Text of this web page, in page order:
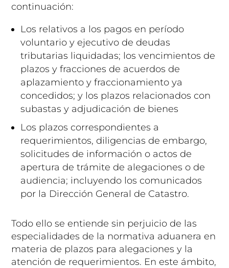
continuación:
Los relativos a los pagos en período
voluntario y ejecutivo de deudas
tributarias liquidadas; los vencimientos de
plazos y fracciones de acuerdos de
aplazamiento y fraccionamiento ya
concedidos; y los plazos relacionados con
subastas y adjudicación de bienes
Los plazos correspondientes a
requerimientos, diligencias de embargo,
solicitudes de información o actos de
apertura de trámite de alegaciones o de
audiencia; incluyendo los comunicados
por la Dirección General de Catastro.
Todo ello se entiende sin perjuicio de las
especialidades de la normativa aduanera en
materia de plazos para alegaciones y la
atención de requerimientos. En este ámbito,